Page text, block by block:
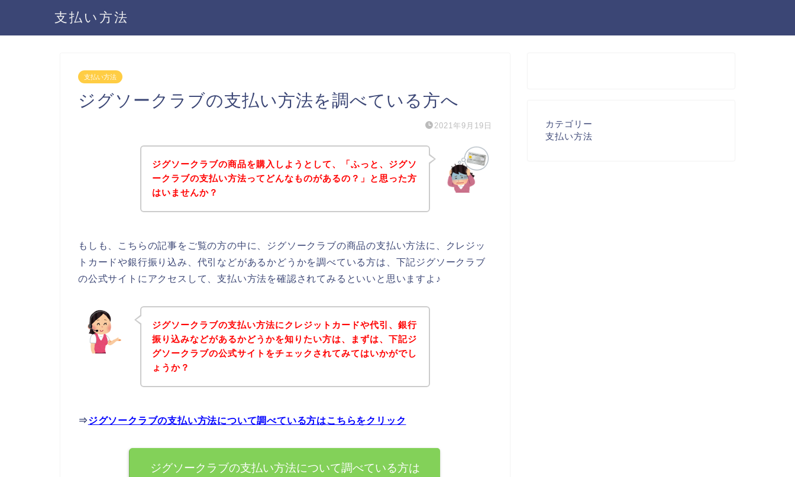
支払い方法
支払い方法
ジグソークラブの支払い方法を調べている方へ
2021年9月19日
ジグソークラブの商品を購入しようとして、「ふっと、ジグソ
ークラブの支払い方法ってどんなものがあるの？」と思った方
はいませんか？
もしも、こちらの記事をご覧の方の中に、ジグソークラブの商品の支払い方法に、クレジッ
トカードや銀行振り込み、代引などがあるかどうかを調べている方は、下記ジグソークラブ
の公式サイトにアクセスして、支払い方法を確認されてみるといいと思いますよ♪
ジグソークラブの支払い方法にクレジットカードや代引、銀行
振り込みなどがあるかどうかを知りたい方は、まずは、下記ジ
グソークラブの公式サイトをチェックされてみてはいかがでし
ょうか？
⇒ジグソークラブの支払い方法について調べている方はこちらをクリック
ジグソークラブの支払い方法について調べている方は
カテゴリー
支払い方法